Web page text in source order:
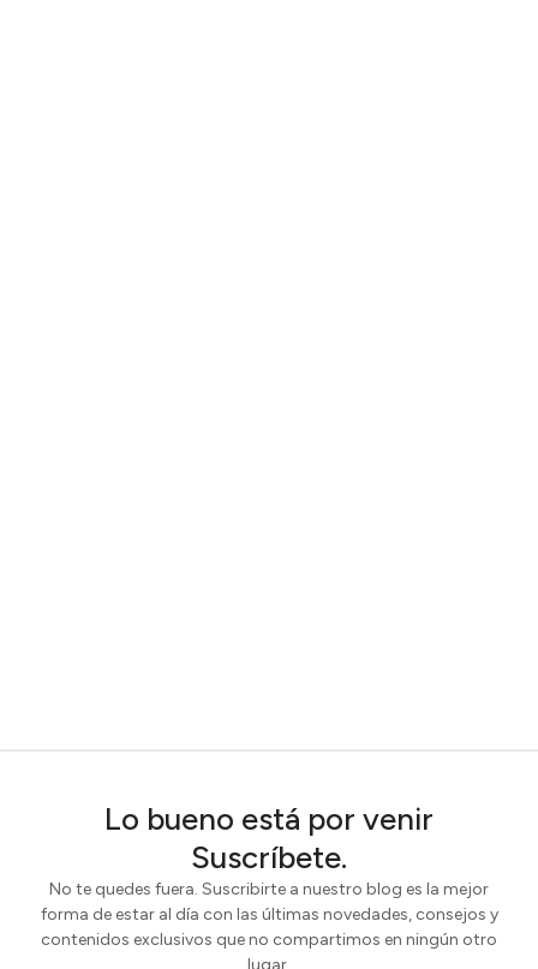
Lo bueno está por venir
Suscríbete.
No te quedes fuera. Suscribirte a nuestro blog es la mejor
forma de estar al día con las últimas novedades, consejos y
contenidos exclusivos que no compartimos en ningún otro
lugar.